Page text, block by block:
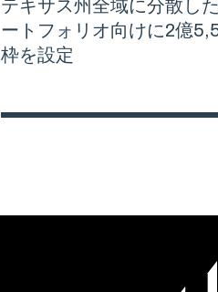
テキサス州全域に分散し
ートフォリオ向けに2億
枠を設定